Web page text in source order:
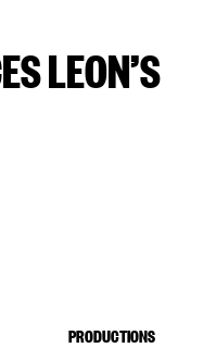
LEON’S
PRODUCTIONS